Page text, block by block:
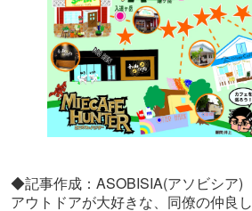
◆記事作成：ASOBISIA(アソビシア)
アウトドアが大好きな、同僚の仲良